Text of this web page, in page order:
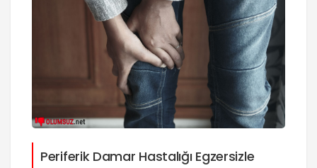
Periferik Damar Hastalığı Egzersizle